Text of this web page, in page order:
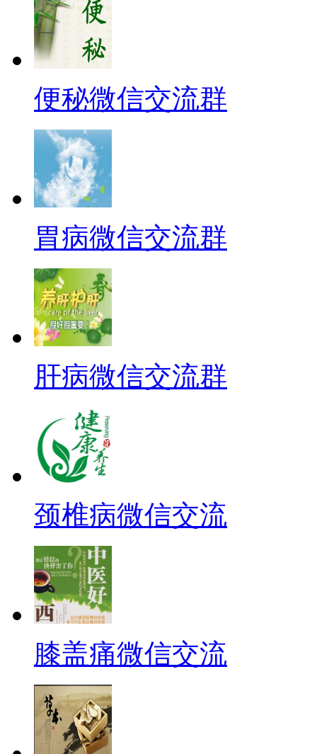
便秘微信交流群
胃病微信交流群
肝病微信交流群
颈椎病微信交流
膝盖痛微信交流